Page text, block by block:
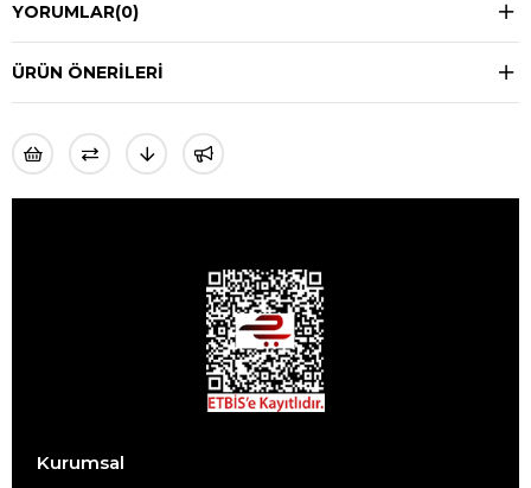
YORUMLAR(0)
ÜRÜN ÖNERILERI
Kurumsal